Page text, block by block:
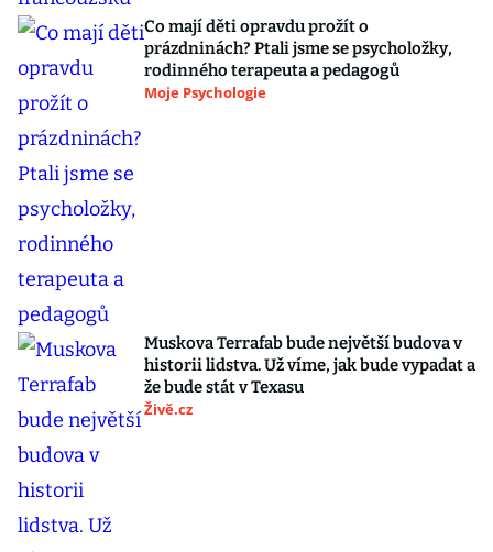
Co mají děti opravdu prožít o
prázdninách? Ptali jsme se psycholožky,
rodinného terapeuta a pedagogů
Moje Psychologie
Muskova Terrafab bude největší budova v
historii lidstva. Už víme, jak bude vypadat a
že bude stát v Texasu
Živě.cz